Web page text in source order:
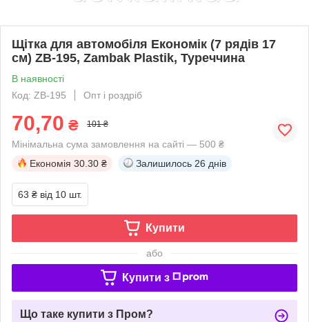
Щітка для автомобіля Економік (7 рядів 17
см) ZB-195, Zambak Plastik, Туреччина
В наявності
Код: ZB-195
Опт і роздріб
70,70 ₴ 101 ₴
Мінімальна сума замовлення на сайті — 500 ₴
Економія 30.30 ₴ Залишилось 26 днів
63 ₴ від 10 шт.
Купити
або
Купити з
Що таке купити з Пром?